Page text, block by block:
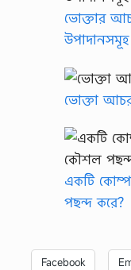
ভোক্তার
ভোক্তা
একটি
পছন্দ করে?
Facebook